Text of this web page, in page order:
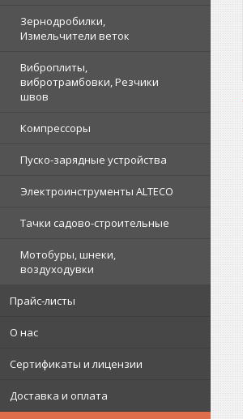
Зернодробилки,
Измельчители веток
Виброплиты,
вибротрамбовки, Резчики
швов
Компрессоры
Пуско-зарядные устройства
Электроинструменты ALTECO
Тачки садово-строительные
Мотобуры, шнеки,
воздуходувки
Прайс-листы
О нас
Сертификаты и лицензии
Доставка и оплата